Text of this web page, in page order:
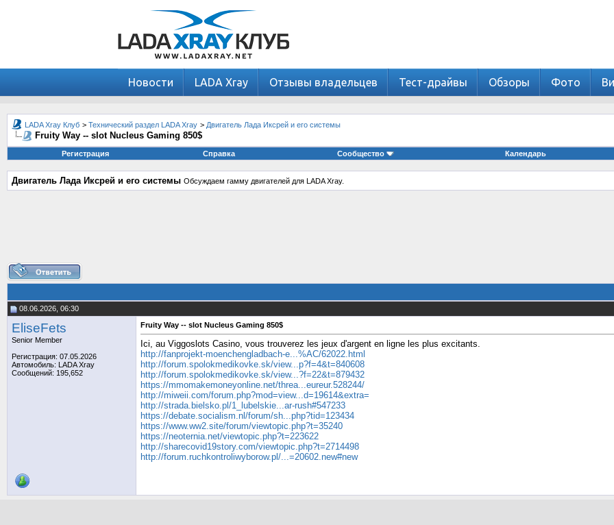
Новости LADA Xray Отзывы владельцев Тест-драйвы Обзоры Фото
LADA Xray Клуб > Технический раздел LADA Xray > Двигатель Лада Иксрей и его системы
Fruity Way -- slot Nucleus Gaming 850$
Регистрация Справка Сообщество Календарь
Двигатель Лада Иксрей и его системы Обсуждаем гамму двигателей для LADA Xray.
08.06.2026, 06:30
EliseFets
Senior Member
Регистрация: 07.05.2026
Автомобиль: LADA Xray
Сообщений: 195,652
Fruity Way -- slot Nucleus Gaming 850$
Ici, au Viggoslots Casino, vous trouverez les jeux d'argent en ligne les plus excitants.
http://fanprojekt-moenchengladbach-e...%AC/62022.html
http://forum.spolokmedikovke.sk/view...p?f=4&t=840608
http://forum.spolokmedikovke.sk/view...?f=22&t=879432
https://mmomakemoneyonline.net/threa...eureur.528244/
http://miweii.com/forum.php?mod=view...d=19614&extra=
http://strada.bielsko.pl/1_lubelskie...ar-rush#547233
https://debate.socialism.nl/forum/sh...php?tid=123434
https://www.ww2.site/forum/viewtopic.php?t=35240
https://neoternia.net/viewtopic.php?t=223622
http://sharecovid19story.com/viewtopic.php?t=2714498
http://forum.ruchkontroliwyborow.pl/...=20602.new#new